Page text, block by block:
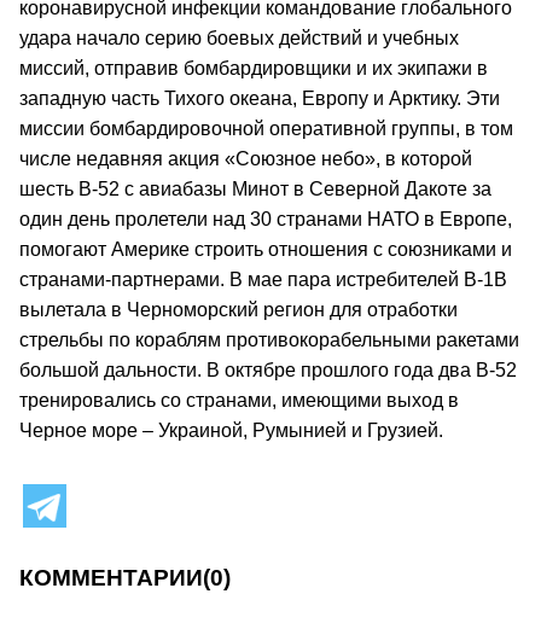
коронавирусной инфекции командование глобального
удара начало серию боевых действий и учебных
миссий, отправив бомбардировщики и их экипажи в
западную часть Тихого океана, Европу и Арктику. Эти
миссии бомбардировочной оперативной группы, в том
числе недавняя акция «Союзное небо», в которой
шесть В-52 с авиабазы Минот в Северной Дакоте за
один день пролетели над 30 странами НАТО в Европе,
помогают Америке строить отношения с союзниками и
странами-партнерами. В мае пара истребителей В-1В
вылетала в Черноморский регион для отработки
стрельбы по кораблям противокорабельными ракетами
большой дальности. В октябре прошлого года два В-52
тренировались со странами, имеющими выход в
Черное море – Украиной, Румынией и Грузией.
КОММЕНТАРИИ(0)